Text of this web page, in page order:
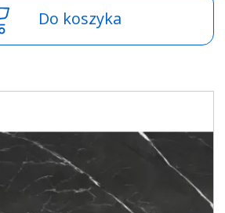
Do koszyka